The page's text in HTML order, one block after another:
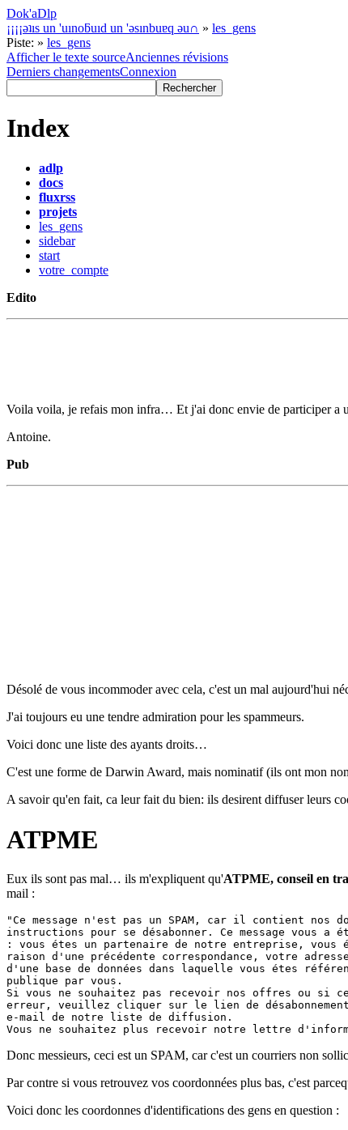
Dok'aDlp
¡¡¡¡ǝʇıs un 'uınoƃuıd un 'ǝsınbuɐq ǝu∩ » les_gens
Piste: » les_gens
Afficher le texte sourceAnciennes révisions
Derniers changementsConnexion
Index
adlp
docs
fluxrss
projets
les_gens
sidebar
start
votre_compte
Edito
Voila voila, je refais mon infra… Et j'ai donc envie de participer a
Antoine.
Pub
Désolé de vous incommoder avec cela, c'est un mal aujourd'hui
J'ai toujours eu une tendre admiration pour les spammeurs.
Voici donc une liste des ayants droits…
C'est une forme de Darwin Award, mais nominatif (ils ont mon
A savoir qu'en fait, ca leur fait du bien: ils desirent diffuser leurs
ATPME
Eux ils sont pas mal… ils m'expliquent qu'ATPME, conseil en
mail :
"Ce message n'est pas un SPAM, car il contient
instructions pour se désabonner. Ce message vous a
: vous étes un partenaire de notre entreprise, vous
raison d'une précédente correspondance, votre
d'une base de données dans laquelle vous étes
publique par vous.
Si vous ne souhaitez pas recevoir nos offres ou si ce
erreur, veuillez cliquer sur le lien de
e-mail de notre liste de diffusion.
Vous ne souhaitez plus recevoir notre lettre
Donc messieurs, ceci est un SPAM, car c'est un courriers non
Par contre si vous retrouvez vos coordonnées plus bas, c'est
Voici donc les coordonnes d'identifications des gens en question :